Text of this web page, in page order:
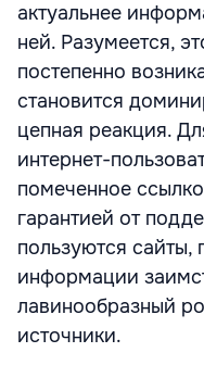
актуальнее
ней. Разумеется,
постепенно
становится
цепная реакция.
интернет-
помеченное
гарантией от
пользуются сайты,
информации
лавинообразный
источники.